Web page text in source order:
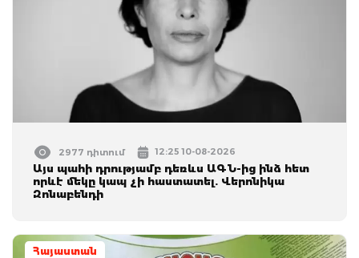
2977 դիտում 12:25 10-08-2026
Այս պահի դրությամբ դեռևս ԱԳՆ-ից ինձ հետ
որևէ մեկը կապ չի հաստատել. Վերոնիկա
Զոնաբենդի
Հայաստան